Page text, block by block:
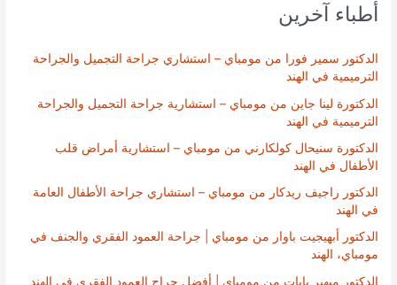
أطباء آخرين
الدكتور سمير فورا من مومباي – استشاري جراحة التجميل والجراحة
الترميمية في الهند
الدكتورة لينا جاين من مومباي – استشارية جراحة التجميل والجراحة
الترميمية في الهند
الدكتورة سنيحال كولكارني من مومباي – استشارية أمراض قلب
الأطفال في الهند
الدكتور راجيف ريدكار من مومباي – استشاري جراحة الأطفال العامة
في الهند
الدكتور أبهيجيت باوار من مومباي | جراحة العمود الفقري والجنف في
مومباي، الهند
الدكتور ميهير بابات من مومباي | أفضل جراح العمود الفقري في الهند